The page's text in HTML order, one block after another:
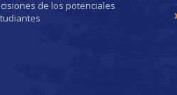
de los potenciales